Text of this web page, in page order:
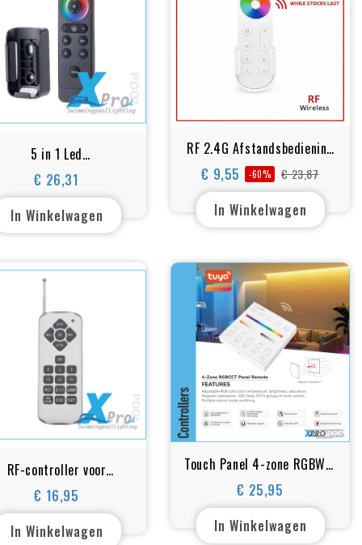
5 in 1 Led
afstandsbediening voor
CCT/RGB/RGBW/RGB+CCT
Controller
€ 26,31
Prijs
In Winkelwagen
RF 2.4G Afstandsbediening
+. ( voor wifi 5 in 1 )
€ 9,55
Normale
-60% € 23,87
Prijs
In Winkelwagen
RF-controller voor
Controlesysteem RGB
€ 16,95
Prijs
In Winkelwagen
Touch Panel 4-zone RGBWW
afstandsbediening
wandpaneel op batterij
€ 25,95
Prijs
In Winkelwagen